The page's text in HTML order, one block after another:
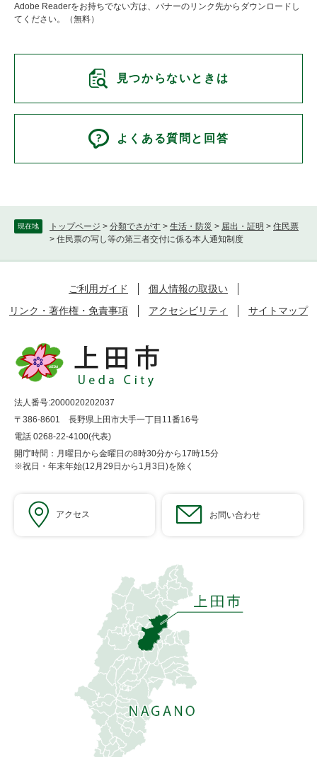
現在地 トップページ > 分類でさがす > 生活・防災 > 届出・証明 > 住民票
> 住民票の写し等の第三者交付に係る本人通知制度
Adobe Readerをお持ちでない方は、バナーのリンク先からダウンロードし
てください。（無料）
見つからないときは
よくある質問と回答
ご利用ガイド
個人情報の取扱い
リンク・著作権・免責事項
アクセシビリティ サイトマップ
法人番号:2000020202037
〒386-8601 長野県上田市大手一丁目11番16号
電話 0268-22-4100(代表)
開庁時間：月曜日から金曜日の8時30分から17時15分
※祝日・年末年始(12月29日から1月3日)を除く
アクセス お問い合わせ